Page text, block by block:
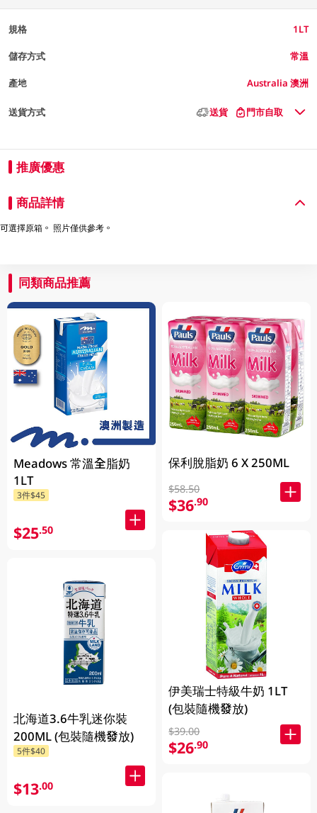
規格 1LT
儲存方式 常溫
產地 Australia 澳洲
送貨方式 送貨 門市自取
推廣優惠
商品詳情
可選擇原箱。 照片僅供參考。
同類商品推薦
Meadows 常溫全脂奶
1LT
3件$45
$25.50
北海道3.6牛乳迷你裝
200ML (包裝隨機發放)
5件$40
$13.00
保利脫脂奶 6 X 250ML
$58.50
$36.90
伊美瑞士特級牛奶 1LT
(包裝隨機發放)
$39.00
$26.90